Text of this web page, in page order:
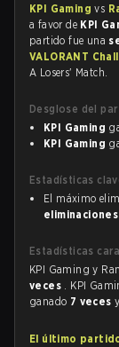
KPI Gamingvs
a favor de KPI
partido fue una
VALORANT
A Losers' Match.
Desglose del
KPI Gaming
KPI Gaming
Estadísticas
El máximo
eliminaciones
Estadísticas
KPI Gaming y
veces . KPI
ganado 7 vecesy
El último